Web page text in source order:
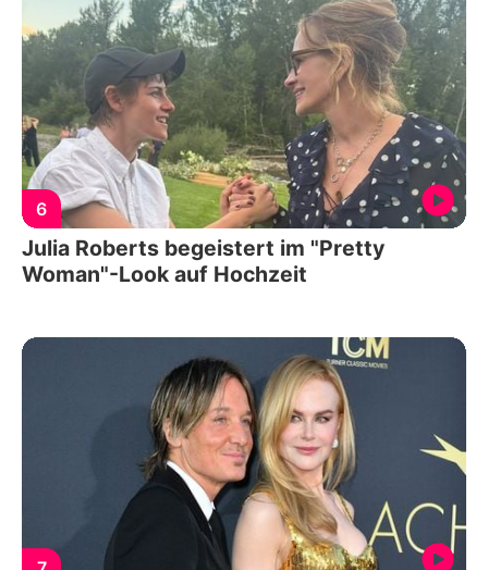
6
Julia Roberts begeistert im "Pretty
Woman"-Look auf Hochzeit